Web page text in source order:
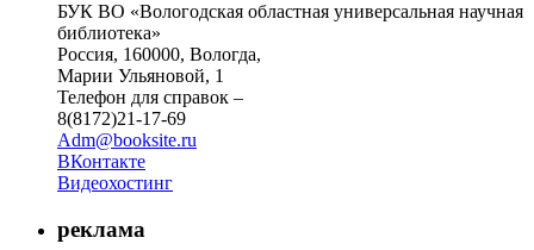
БУК ВО «Вологодская областная универсальная научная
библиотека»
Россия, 160000, Вологда,
Марии Ульяновой, 1
Телефон для справок –
8(8172)21-17-69
Adm@booksite.ru
ВКонтакте
Видеохостинг
реклама